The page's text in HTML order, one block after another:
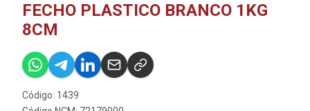
FECHO PLASTICO BRANCO 1KG
8CM
Código: 1439